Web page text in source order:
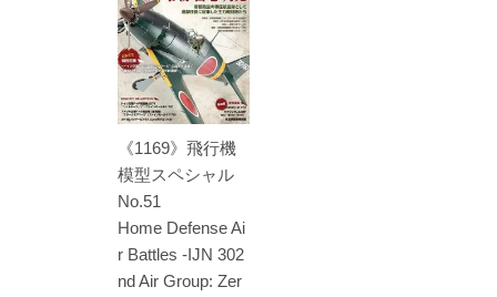
《1169》飛行機
模型スペシャル
No.51
Home Defense Ai
r Battles -IJN 302
nd Air Group: Zer